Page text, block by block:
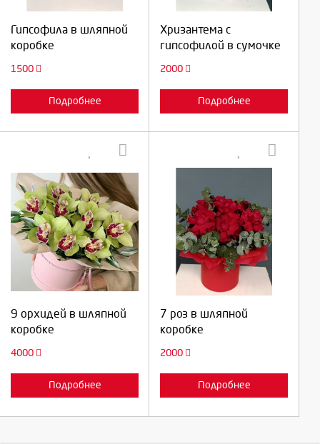
Гипсофила в шляпной
коробке
1500
Подробнее
Хризантема с
гипсофилой в сумочке
2000
Подробнее
Отмена
9 орхидей в шляпной
коробке
4000
Подробнее
Выберите количество:
7 роз в шляпной
коробке
2000
Подробнее
Выберите количество: